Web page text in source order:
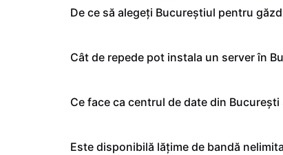
De ce să alegeți Bucureștiul pentru
Cât de repede pot instala un server în
Ce face ca centrul de date din București
Este disponibilă lățime de bandă